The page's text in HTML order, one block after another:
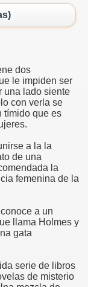
dos
le impiden ser
una lado siente
con verla se
tímido que es
a la la
de una
la
femenina de la
a un
llama Holmes y
gata
serie de libros
de misterio